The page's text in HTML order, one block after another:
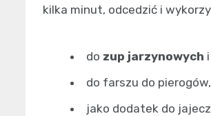
kilka minut, odcedzić i
do zup jarzynowych
do farszu do
jako dodatek do